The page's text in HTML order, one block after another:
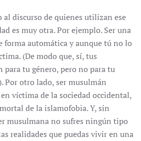
al discurso de quienes utilizan ese
es muy otra. Por ejemplo. Ser una
forma automática y aunque tú no lo
(De modo que, sí, tus
tu género, pero no para tu
Por otro lado, ser musulmán
víctima de la sociedad occidental,
de la islamofobia. Y, sin
musulmana no sufres ningún tipo
realidades que puedas vivir en una